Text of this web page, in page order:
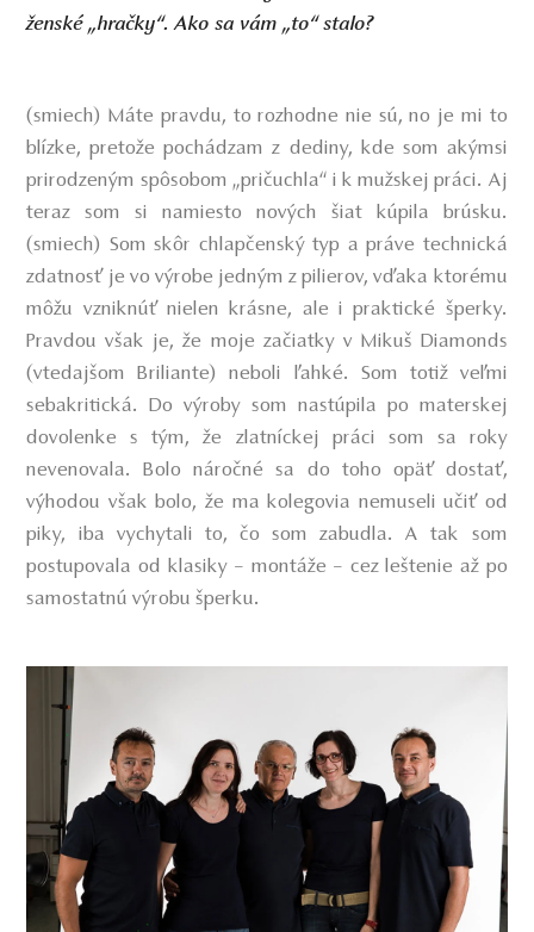
ženské „hračky“. Ako sa vám „to“ stalo?
(smiech) Máte pravdu, to rozhodne nie sú, no je mi to
blízke, pretože pochádzam z dediny, kde som akýmsi
prirodzeným spôsobom „pričuchla“ i k mužskej práci. Aj
teraz som si namiesto nových šiat kúpila brúsku.
(smiech) Som skôr chlapčenský typ a práve technická
zdatnosť je vo výrobe jedným z pilierov, vďaka ktorému
môžu vzniknúť nielen krásne, ale i praktické šperky.
Pravdou však je, že moje začiatky v Mikuš Diamonds
(vtedajšom Briliante) neboli ľahké. Som totiž veľmi
sebakritická. Do výroby som nastúpila po materskej
dovolenke s tým, že zlatníckej práci som sa roky
nevenovala. Bolo náročné sa do toho opäť dostať,
výhodou však bolo, že ma kolegovia nemuseli učiť od
piky, iba vychytali to, čo som zabudla. A tak som
postupovala od klasiky – montáže – cez leštenie až po
samostatnú výrobu šperku.